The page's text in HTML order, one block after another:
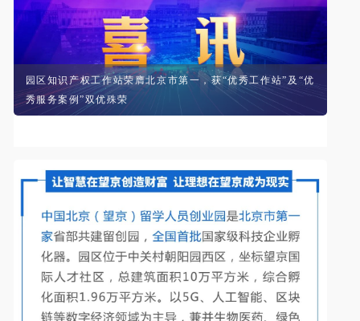
园区知识产权工作站荣膺北京市第一，获“优秀工作站”及“优
秀服务案例”双优殊荣